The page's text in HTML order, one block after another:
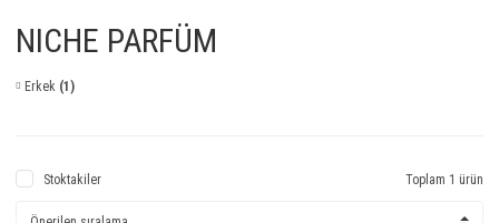
NICHE PARFÜM
Erkek (1)
Stoktakiler Toplam 1 ürün